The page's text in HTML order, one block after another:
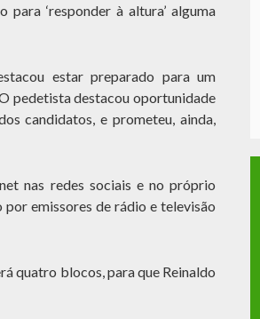
para ‘responder à altura’ alguma
estar preparado para um
pedetista destacou oportunidade
candidatos, e prometeu, ainda,
nas redes sociais e no próprio
emissores de rádio e televisão
quatro blocos, para que Reinaldo